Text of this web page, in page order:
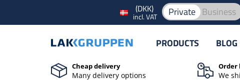
(DKK)
incl. VAT Private Business
PRODUCTS BLOG
Cheap delivery
Many delivery options
Order
We